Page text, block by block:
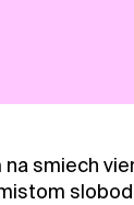
smiech